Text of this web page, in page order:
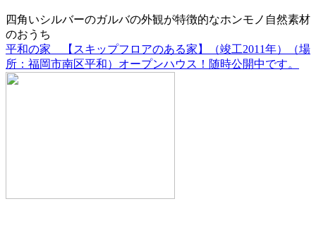
四角いシルバーのガルバの外観が特徴的なホンモノ自然素材
のおうち
平和の家 【スキップフロアのある家】（竣工2011年）（場
所：福岡市南区平和）オープンハウス！随時公開中です。